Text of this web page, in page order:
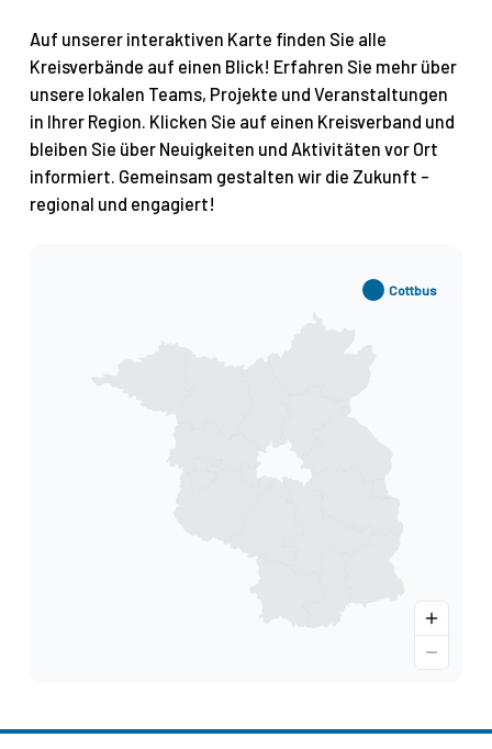
Auf unserer interaktiven Karte finden Sie alle
Kreisverbände auf einen Blick! Erfahren Sie mehr über
unsere lokalen Teams, Projekte und Veranstaltungen
in Ihrer Region. Klicken Sie auf einen Kreisverband und
bleiben Sie über Neuigkeiten und Aktivitäten vor Ort
informiert. Gemeinsam gestalten wir die Zukunft –
regional und engagiert!